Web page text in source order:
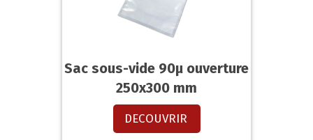
Sac sous-vide 90µ ouverture
250x300 mm
DECOUVRIR